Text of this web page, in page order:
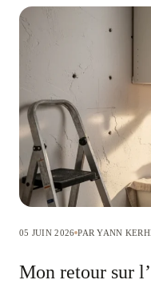
05 JUIN 2026 PAR YANN
Mon retour sur